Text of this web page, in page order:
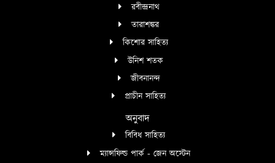
রবীন্দ্রনাথ
তারাশঙ্কর
কিশোর সাহিত্য
উনিশ শতক
জীবনানন্দ
প্রাচীন সাহিত্য
অনুবাদ
বিবিধ সাহিত্য
ম্যান্সফিল্ড পার্ক - জেন অস্টেন